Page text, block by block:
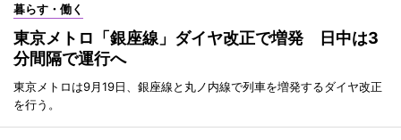
暮らす・働く
東京メトロ「銀座線」ダイヤ改正で増発 日中は3
分間隔で運行へ
東京メトロは9月19日、銀座線と丸ノ内線で列車を増発するダイヤ改正
を行う。